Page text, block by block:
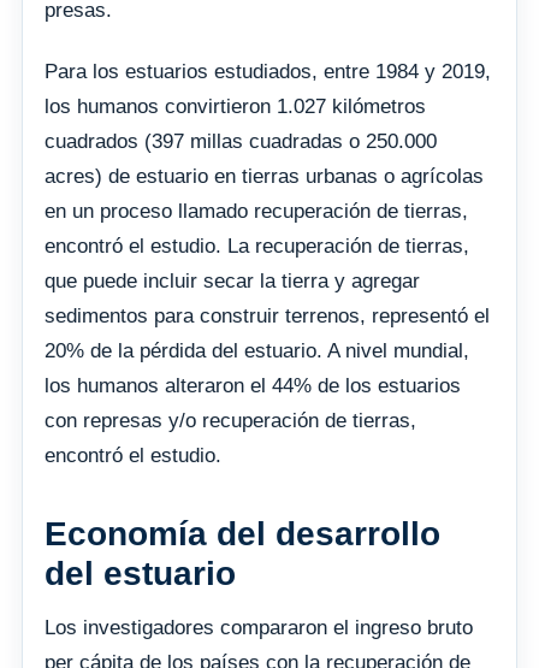
presas.
Para los estuarios estudiados, entre 1984 y 2019,
los humanos convirtieron 1.027 kilómetros
cuadrados (397 millas cuadradas o 250.000
acres) de estuario en tierras urbanas o agrícolas
en un proceso llamado recuperación de tierras,
encontró el estudio. La recuperación de tierras,
que puede incluir secar la tierra y agregar
sedimentos para construir terrenos, representó el
20% de la pérdida del estuario. A nivel mundial,
los humanos alteraron el 44% de los estuarios
con represas y/o recuperación de tierras,
encontró el estudio.
Economía del desarrollo
del estuario
Los investigadores compararon el ingreso bruto
per cápita de los países con la recuperación de